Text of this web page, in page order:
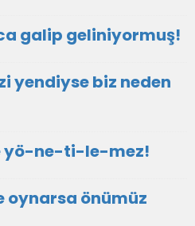
galip geliniyormuş!
yendiyse biz neden
yö-ne-ti-le-mez!
oynarsa önümüz